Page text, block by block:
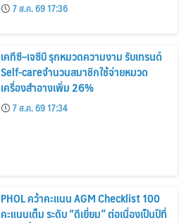
7 ส.ค. 69 17:36
เคทีซี–เจซีบี รุกหมวดความงาม รับเทรนด์
Self-careจำนวนสมาชิกใช้จ่ายหมวด
เครื่องสำอางเพิ่ม 26%
7 ส.ค. 69 17:34
PHOL คว้าคะแนน AGM Checklist 100
คะแนนเต็ม ระดับ “ดีเยี่ยม” ต่อเนื่องเป็นปีที่